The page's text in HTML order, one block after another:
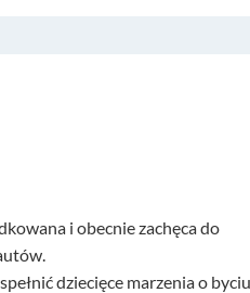
i obecnie zachęca do
dziecięce marzenia o byciu